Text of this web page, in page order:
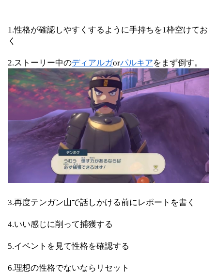
1.性格が確認しやすくするように手持ちを1枠空けてお
く
2.ストーリー中のディアルガorパルキアをまず倒す。
3.再度テンガン山で話しかける前にレポートを書く
4.いい感じに削って捕獲する
5.イベントを見て性格を確認する
6.理想の性格でないならリセット